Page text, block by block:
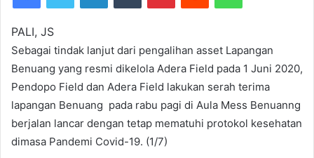
PALI, JS
Sebagai tindak lanjut dari pengalihan asset Lapangan
Benuang yang resmi dikelola Adera Field pada 1 Juni 2020,
Pendopo Field dan Adera Field lakukan serah terima
lapangan Benuang pada rabu pagi di Aula Mess Benuanng
berjalan lancar dengan tetap mematuhi protokol kesehatan
dimasa Pandemi Covid-19. (1/7)